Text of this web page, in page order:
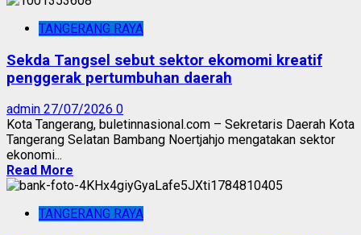
TANGERANG RAYA
Sekda Tangsel sebut sektor ekomomi kreatif
penggerak pertumbuhan daerah
admin 27/07/2026 0
Kota Tangerang, buletinnasional.com – Sekretaris Daerah Kota
Tangerang Selatan Bambang Noertjahjo mengatakan sektor
ekonomi...
Read More
TANGERANG RAYA